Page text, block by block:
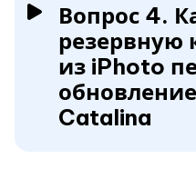
Вопрос 4.
резервную
из iPhoto
Catalina